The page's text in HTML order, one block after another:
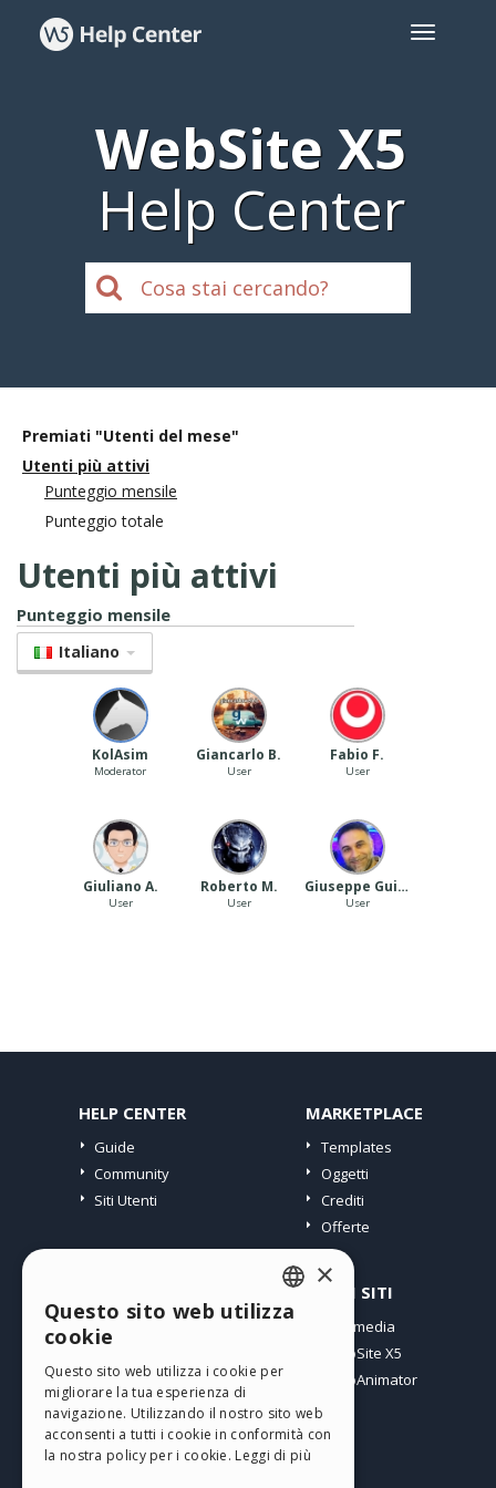
WebSite X5
Help Center
Premiati "Utenti del mese"
Utenti più attivi
Punteggio mensile
Punteggio totale
Utenti più attivi
Punteggio mensile
Italiano
‪ KolAsim ‪ ‪
Moderator
Giancarlo B.
User
Fabio F.
User
Giuliano A.
User
Roberto M.
User
Giuseppe Guida
User
HELP CENTER
Guide
Community
Siti Utenti
MARKETPLACE
Templates
Oggetti
Crediti
Offerte
I miei post
I miei Download
Spazio Web
I miei Crediti
ALTRI SITI
Incomedia
WebSite X5
WebAnimator
ENGLISH
SPANISH
PORTUGUESE
×
Questo sito web utilizza
cookie
Questo sito web utilizza i cookie per
migliorare la tua esperienza di
navigazione. Utilizzando il nostro sito web
acconsenti a tutti i cookie in conformità con
la nostra policy per i cookie. Leggi di più